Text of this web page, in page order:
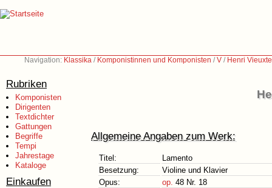
Navigation: Klassika / Komponistinnen und Komponisten /V / Henri
Rubriken
Komponisten
Dirigenten
Textdichter
Gattungen
Begriffe
Tempi
Jahrestage
Kataloge
Einkaufen
Allgemeine Angaben zum Werk:
Titel:
Lamento
Besetzung:
Violine und Klavier
Opus:
op. 48 Nr. 18